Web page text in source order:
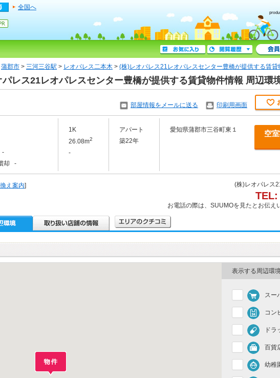
全国へ
蒲郡市 > 三河三谷駅 > レオパレス二本木 > (株)レオパレス21レオパレスセンター豊橋が提供する賃貸
レス21レオパレスセンター豊橋が提供する賃貸物件情報 周辺環
部屋情報をメールに送る 印刷用画面
-
却 -
1K
26.08m2
-
アパート
築22年
愛知県蒲郡市三谷町東１ 空
え案内] (株)レオパレス
TEL:
お電話の際は、SUUMOを見たとお伝え
表示する周辺環
スー
コン
ドラ
百貨
幼稚